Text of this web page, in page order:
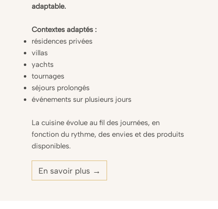
adaptable.
Contextes adaptés :
résidences privées
villas
yachts
tournages
séjours prolongés
événements sur plusieurs jours
La cuisine évolue au fil des journées, en
fonction du rythme, des envies et des produits
disponibles.
En savoir plus →